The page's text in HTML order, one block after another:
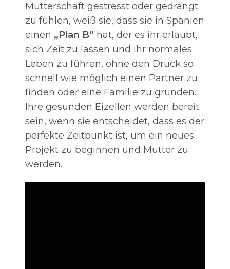
Mutterschaft gestresst oder gedrängt
zu fühlen, weiß sie, dass sie in Spanien
einen „Plan B“ hat, der es ihr erlaubt,
sich Zeit zu lassen und ihr normales
Leben zu führen, ohne den Druck so
schnell wie möglich einen Partner zu
finden oder eine Familie zu gründen.
Ihre gesunden Eizellen werden bereit
sein, wenn sie entscheidet, dass es der
perfekte Zeitpunkt ist, um ein neues
Projekt zu beginnen und Mutter zu
werden.